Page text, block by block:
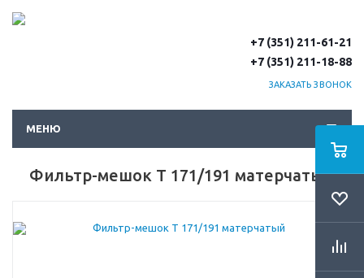
+7 (351) 211-61-21
+7 (351) 211-18-88
ЗАКАЗАТЬ ЗВОНОК
МЕНЮ
Фильтр-мешок Т 171/191 матерчатый